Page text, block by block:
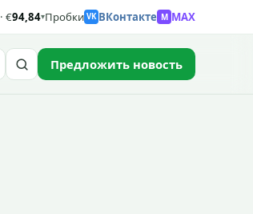
· €94,84▾Пробки VK ВКонтакте M MAX
Предложить новость